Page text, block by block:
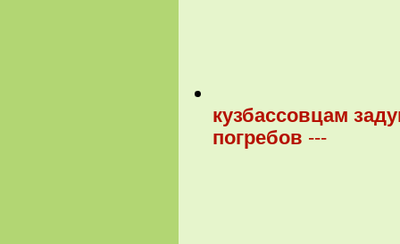
кузбассовцам
погребов ---